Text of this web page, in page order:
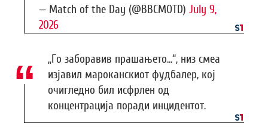
— Match of the Day (@BBCMOTD) July 9,
2026
„Го заборавив прашањето...“, низ смеа
изјавил мароканскиот фудбалер, кој
очигледно бил исфрлен од
концентрација поради инцидентот.